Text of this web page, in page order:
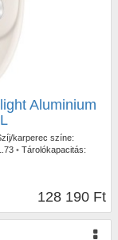
Aluminium
karperec színe:
• Tárolókapacitás:
128 190 Ft